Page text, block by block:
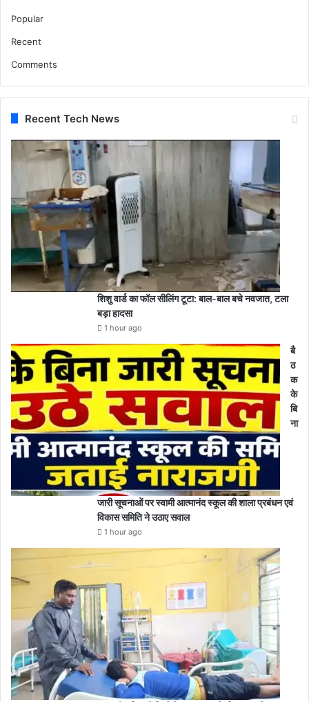
Popular
Recent
Comments
Recent Tech News
शिशु वार्ड का फॉल सीलिंग टूटा: बाल-बाल बचे नवजात, टला
बड़ा हादसा
1 hour ago
बै
ठ
क
के
बि
ना
जारी सूचनाओं पर स्वामी आत्मानंद स्कूल की शाला प्रबंधन एवं
विकास समिति ने उठाए सवाल
1 hour ago